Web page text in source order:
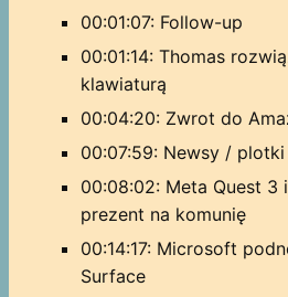
00:01:07: Follow-up
00:01:14: Thomas
klawiaturą
00:04:20: Zwrot do
00:07:59: Newsy / plotki
00:08:02: Meta Quest 3
prezent na komunię
00:14:17: Microsoft
Surface